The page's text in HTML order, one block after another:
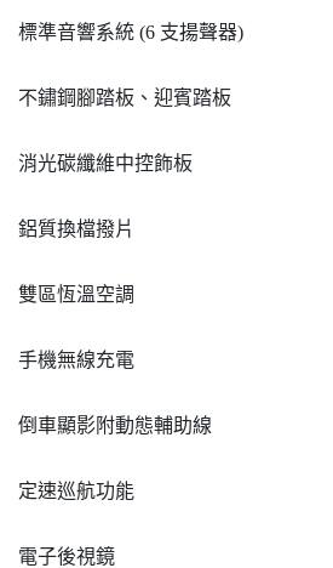
標準音響系統 (6 支揚聲器)
不鏽鋼腳踏板、迎賓踏板
消光碳纖維中控飾板
鋁質換檔撥片
雙區恆溫空調
手機無線充電
倒車顯影附動態輔助線
定速巡航功能
電子後視鏡